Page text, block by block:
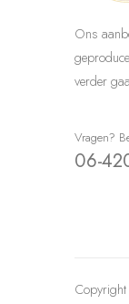
Ons
verder
Vragen?
06-